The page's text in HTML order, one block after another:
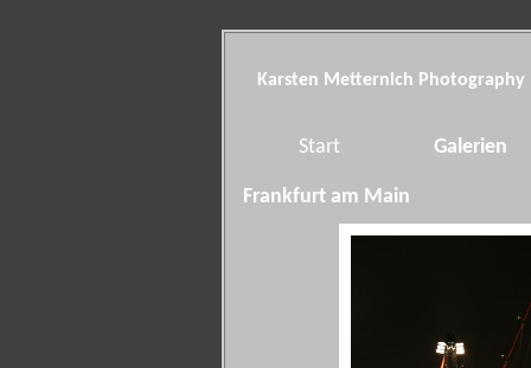
Karsten Metternich Photography
Start Galerien
Frankfurt am Main